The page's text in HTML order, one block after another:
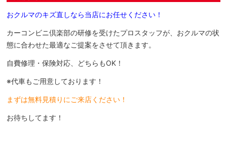
おクルマのキズ直しなら当店にお任せください！
カーコンビニ倶楽部の研修を受けたプロスタッフが、おクルマの状
態に合わせた最適なご提案をさせて頂きます。
自費修理・保険対応、どちらもOK！
※代車もご用意しております！
まずは無料見積りにご来店ください！
お待ちしてます！